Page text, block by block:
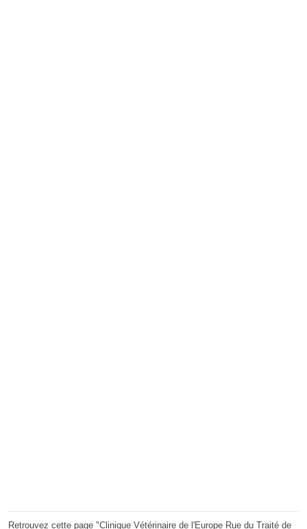
Retrouvez cette page "Clinique Vétérinaire de l'Europe Rue du Traité de